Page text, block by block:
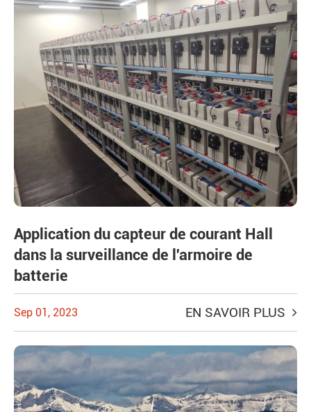
Application du capteur de courant Hall
dans la surveillance de l'armoire de
batterie
Sep 01, 2023 EN SAVOIR PLUS